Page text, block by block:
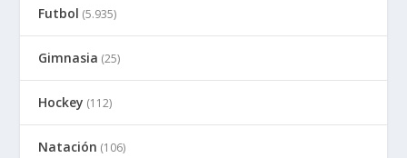
Futbol (5.935)
Gimnasia (25)
Hockey (112)
Natación (106)